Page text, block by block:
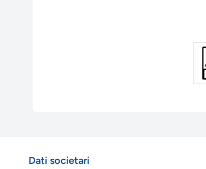
Dati societari